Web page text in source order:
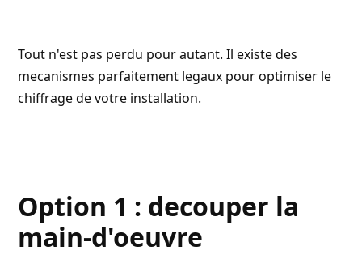
Tout n'est pas perdu pour autant. Il existe des
mecanismes parfaitement legaux pour optimiser le
chiffrage de votre installation.
Option 1 : decouper la
main-d'oeuvre